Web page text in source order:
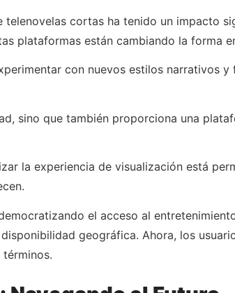
cortas ha tenido un impacto
plataformas están cambiando la forma
con nuevos estilos narrativos
sino que también proporciona una
la experiencia de visualización está
el acceso al
geográfica. Ahora, los